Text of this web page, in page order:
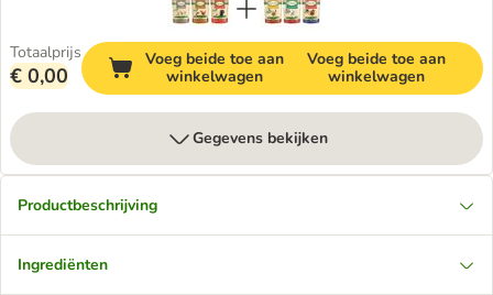
Totaalprijs
€ 0,00
Voeg beide toe aan
winkelwagen
Voeg beide toe aan
winkelwagen
Gegevens bekijken
Productbeschrijving
Ingrediënten